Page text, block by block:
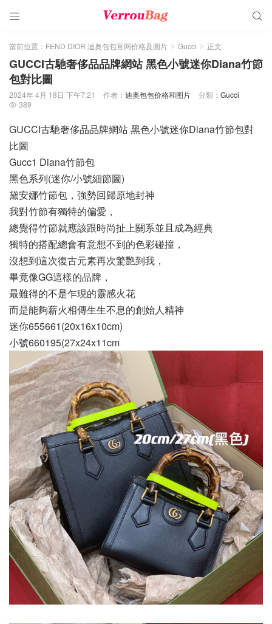
 
當前位置： FEND DIOR 迪奥包包官网价格及圖片 > Gucci > 正文
GUCCI古馳奢侈品品牌網站 黑色小號迷你Diana竹節
包對比圖
2024年 4月 18日 下午7:21 作者： 迪奥包包价格和图片 分類： Gucci
 389
GUCCI古馳奢侈品品牌網站 黑色小號迷你Diana竹節包對
比圖
Gucc1 Diana竹節包
黑色系列(迷你/小號細節圖)
黛安娜竹節包，強勢回歸原地封神
我對竹節有獨特的偏愛，
總覺得竹節就應該跟時尚扯上關系並且成為經典
獨特的搭配總會有意想不到的色彩碰撞，
沒想到這次復古元素再次驚艷到我，
畢竟像GG這樣的品牌，
最難得的不是乍現的靈感火花
而是能夠薪火相傳生生不息的創始人精神
迷你655661(20x16x10cm)
小號660195(27x24x11cm